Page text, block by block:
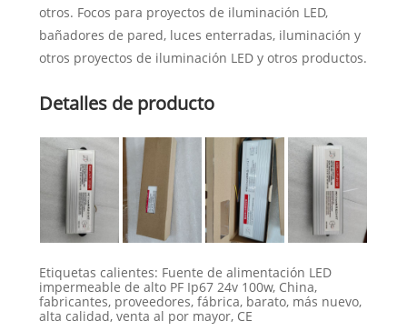
otros. Focos para proyectos de iluminación LED,
bañadores de pared, luces enterradas, iluminación y
otros proyectos de iluminación LED y otros productos.
Detalles de producto
Etiquetas calientes: Fuente de alimentación LED
impermeable de alto PF Ip67 24v 100w, China,
fabricantes, proveedores, fábrica, barato, más nuevo,
alta calidad, venta al por mayor, CE